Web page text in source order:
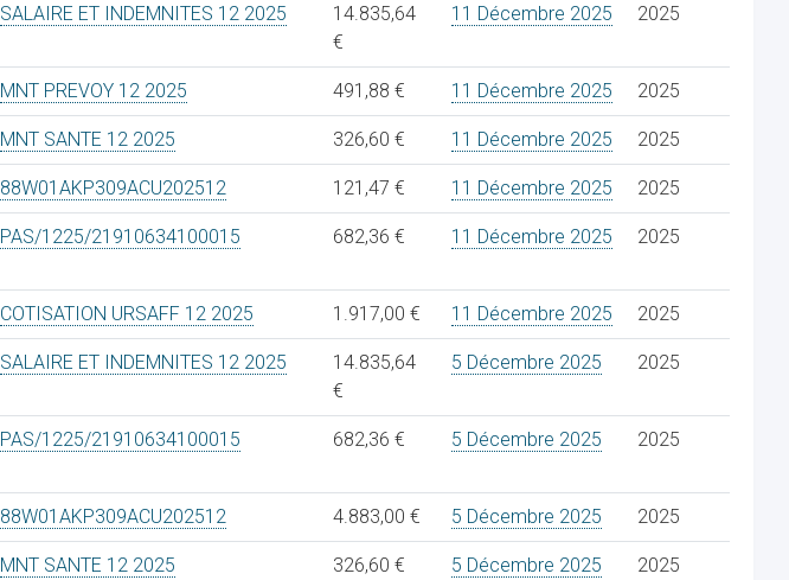
SALAIRE ET INDEMNITES 12 2025
14.835,64
€
11 Décembre 2025 2025
MNT PREVOY 12 2025 491,88 € 11 Décembre 2025 2025
MNT SANTE 12 2025 326,60 € 11 Décembre 2025 2025
88W01AKP309ACU202512 121,47 € 11 Décembre 2025 2025
PAS/1225/21910634100015 682,36 € 11 Décembre 2025 2025
COTISATION URSAFF 12 2025 1.917,00 € 11 Décembre 2025 2025
SALAIRE ET INDEMNITES 12 2025
14.835,64
€
5 Décembre 2025 2025
PAS/1225/21910634100015 682,36 € 5 Décembre 2025 2025
88W01AKP309ACU202512 4.883,00 € 5 Décembre 2025 2025
MNT SANTE 12 2025 326,60 € 5 Décembre 2025 2025